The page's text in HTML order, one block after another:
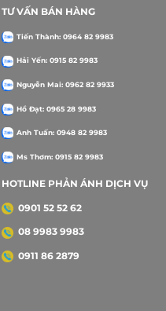
TƯ VẤN BÁN HÀNG
Tiến Thành: 0964 82 9983
Hải Yến: 0915 82 9983
Nguyễn Mai: 0962 82 9933
Hồ Đạt: 0965 28 9983
Anh Tuấn: 0948 82 9983
Ms Thơm: 0915 82 9983
HOTLINE PHẢN ÁNH DỊCH VỤ
0901 52 52 62
08 9983 9983
0911 86 2879